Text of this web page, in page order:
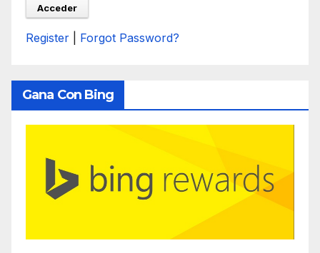
Register Forgot Password?
Gana Con Bing